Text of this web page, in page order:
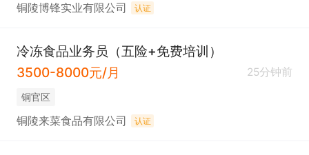
铜陵博锋实业有限公司 认证
冷冻食品业务员（五险+免费培训）
3500-8000元/月
25分钟前
铜官区
铜陵来菜食品有限公司 认证